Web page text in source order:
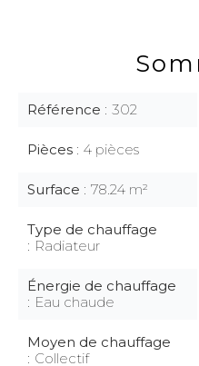
Référence 302
Pièces 4 pièces
Surface 78.24 m²
Type de chauffage
Radiateur
Énergie de chauffage
Eau chaude
Moyen de chauffage
Collectif